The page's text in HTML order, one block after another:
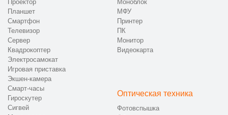
Проектор
Планшет
Смартфон
Телевизор
Сервер
Квадрокоптер
Электросамокат
Игровая приставка
Экшен-камера
Смарт-часы
Гироскутер
Сигвей
Моноблок
МФУ
Принтер
ПК
Монитор
Видеокарта
Оптическая техника
Фотовспышка